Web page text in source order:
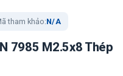
tham khảo:N/A
7985 M2.5x8 Thép